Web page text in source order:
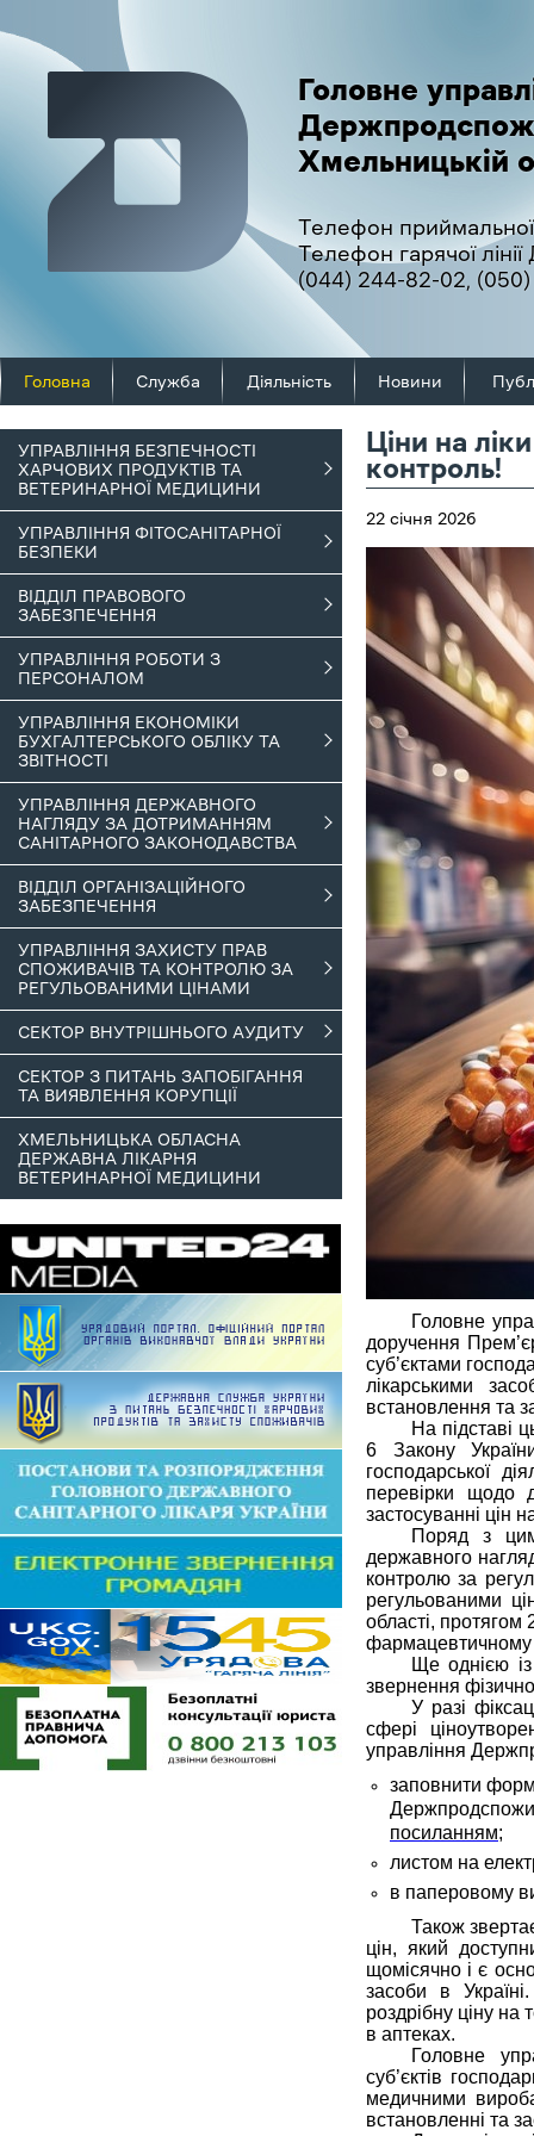
Головне
Хмельницькій
Телефон
Телефон гарячої
(044) 244-82-02,
Головна Служба Діяльність Новини
УПРАВЛІННЯ БЕЗПЕЧНОСТІ
ХАРЧОВИХ ПРОДУКТІВ ТА
ВЕТЕРИНАРНОЇ МЕДИЦИНИ
УПРАВЛІННЯ ФІТОСАНІТАРНОЇ
БЕЗПЕКИ
ВІДДІЛ ПРАВОВОГО
ЗАБЕЗПЕЧЕННЯ
УПРАВЛІННЯ РОБОТИ З
ПЕРСОНАЛОМ
УПРАВЛІННЯ ЕКОНОМІКИ
БУХГАЛТЕРСЬКОГО ОБЛІКУ ТА
ЗВІТНОСТІ
УПРАВЛІННЯ ДЕРЖАВНОГО
НАГЛЯДУ ЗА ДОТРИМАННЯМ
САНІТАРНОГО ЗАКОНОДАВСТВА
ВІДДІЛ ОРГАНІЗАЦІЙНОГО
ЗАБЕЗПЕЧЕННЯ
УПРАВЛІННЯ ЗАХИСТУ ПРАВ
СПОЖИВАЧІВ ТА КОНТРОЛЮ ЗА
РЕГУЛЬОВАНИМИ ЦІНАМИ
СЕКТОР ВНУТРІШНЬОГО АУДИТУ
СЕКТОР З ПИТАНЬ ЗАПОБІГАННЯ
ТА ВИЯВЛЕННЯ КОРУПЦІЇ
ХМЕЛЬНИЦЬКА ОБЛАСНА
ДЕРЖАВНА ЛІКАРНЯ
ВЕТЕРИНАРНОЇ МЕДИЦИНИ
Ціни на
контроль!
22 січня 2026
Головне
доручення
суб’єктами
лікарськими
встановлення та
На підставі
6 Закону
господарської
перевірки щодо
застосуванні цін
Поряд з
державного
контролю за
регульованими
області,
фармацевтичному
Ще однією
звернення
У разі
сфері
управління
заповнити
посиланням;
листом на
в паперовому
Також
цін, який
щомісячно і є
засоби в
роздрібну ціну на
в аптеках.
Головне
суб’єктів
медичними
встановленні та